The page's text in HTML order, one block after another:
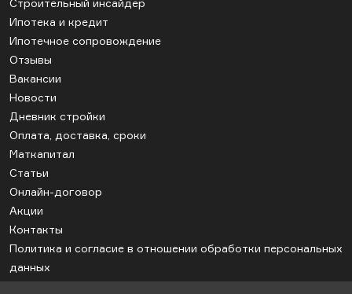
Строительный инсайдер
Ипотека и кредит
Ипотечное сопровождение
Отзывы
Вакансии
Новости
Дневник стройки
Оплата, доставка, сроки
Маткапитал
Статьи
Онлайн-договор
Акции
Контакты
Политика и согласие в отношении обработки персональных
данных
Соглашение об использовании cookie